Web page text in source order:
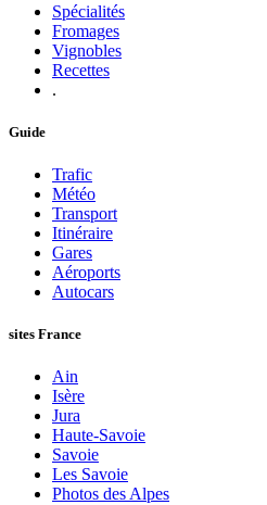
Spécialités
Fromages
Vignobles
Recettes
.
Guide
Trafic
Météo
Transport
Itinéraire
Gares
Aéroports
Autocars
sites France
Ain
Isère
Jura
Haute-Savoie
Savoie
Les Savoie
Photos des Alpes